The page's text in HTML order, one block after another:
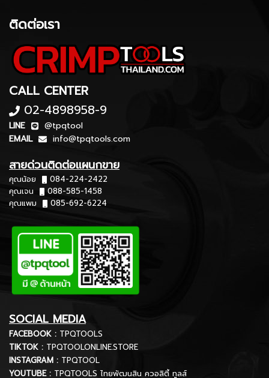
ติดต่อเรา
CALL CENTER
02-4898958-9
LINE
@tpqtool
EMAIL
info@tpqtools.com
สายด่วนติดต่อแผนกขาย
คุณน้อย
084-224-2422
คุณเจน
088-585-1458
คุณแพม
085-692-6224
SOCIAL MEDIA
FACEBOOK : TPQTOOLS
TIKTOK : TPQTOOLONLINE.STORE
INSTAGRAM : TPQTOOL
YOUTUBE : TPQTOOLS ไทยพัฒนสิน ควอลิตี้ ทูลส์